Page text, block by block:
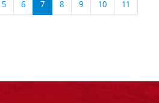
5 6 7 8 9 10 11